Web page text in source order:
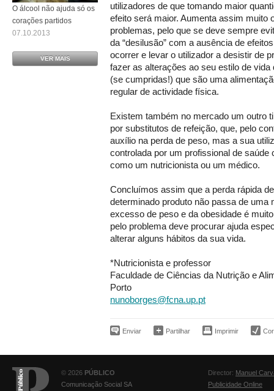
utilizadores de que tomando maior
efeito será maior. Aumenta assim muito
problemas, pelo que se deve sempre
da “desilusão” com a ausência de
ocorrer e levar o utilizador a desistir de
fazer as alterações ao seu estilo de
(se cumpridas!) que são uma
regular de actividade física.
Existem também no mercado um outro
por substitutos de refeição, que, pelo
auxílio na perda de peso, mas a sua
controlada por um profissional de saúde
como um nutricionista ou um médico.
Concluímos assim que a perda rápida
determinado produto não passa de uma
excesso de peso e da obesidade é
pelo problema deve procurar ajuda
alterar alguns hábitos da sua vida.
*Nutricionista e professor
Faculdade de Ciências da Nutrição e
Porto
nunoborges@fcna.up.pt
Enviar Partilhar Imprimir
O álcool não ajuda só os
corações partidos
07.10.2013
VER MAIS
© 2026 PÚBLICO
Comunicação Social SA
Director: Manuel
Publicidade Online